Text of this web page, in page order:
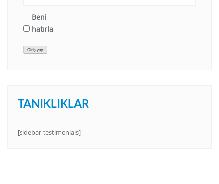
Beni
hatırla
Giriş yap
TANIKLIKLAR
[sidebar-testimonials]